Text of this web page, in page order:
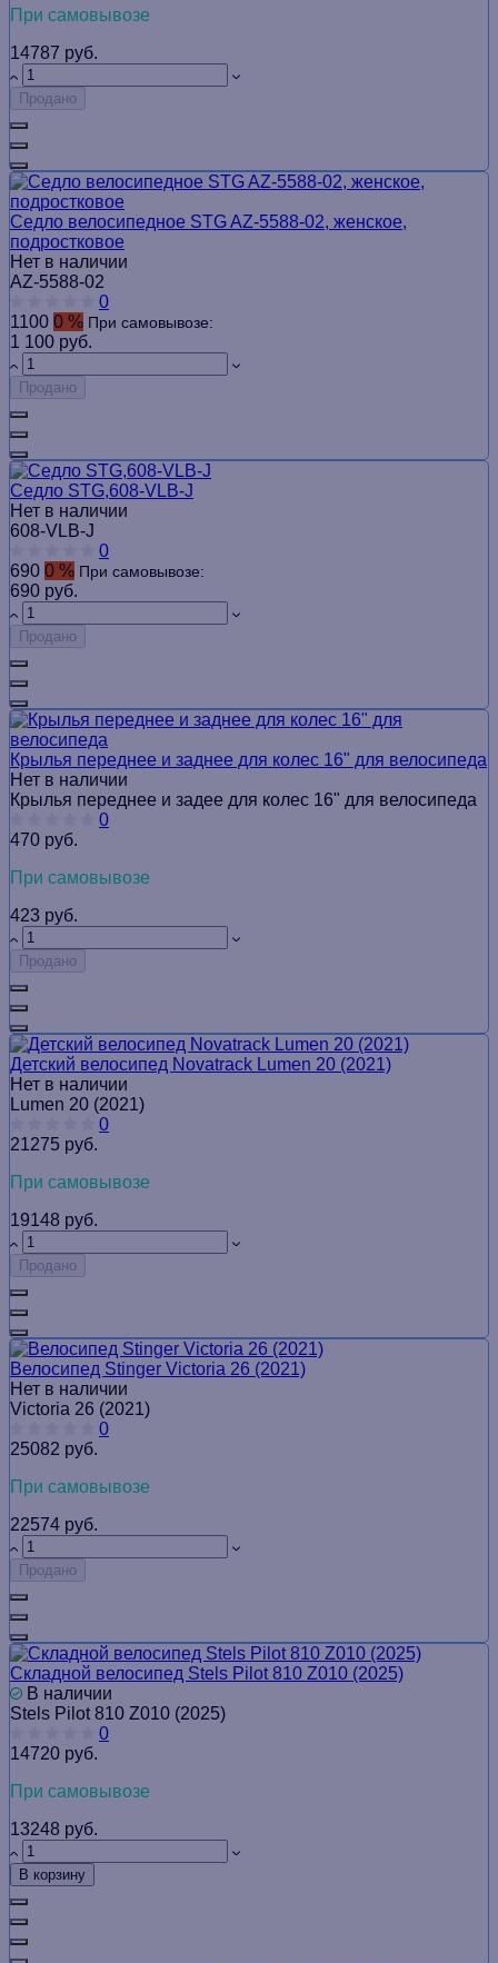
При самовывозе
14787 руб.
Продано
Седло велосипедное STG AZ-5588-02, женское,
подростковое
Нет в наличии
AZ-5588-02
0
1100 0 % При самовывозе:
1 100 руб.
Продано
Седло STG,608-VLB-J
Нет в наличии
608-VLB-J
0
690 0 % При самовывозе:
690 руб.
Продано
Крылья переднее и заднее для колес 16" для велосипедa
Нет в наличии
Крылья переднее и задее для колес 16" для велосипедa
0
470 руб.
При самовывозе
423 руб.
Продано
Детский велосипед Novatrack Lumen 20 (2021)
Нет в наличии
Lumen 20 (2021)
0
21275 руб.
При самовывозе
19148 руб.
Продано
Велосипед Stinger Victoria 26 (2021)
Нет в наличии
Victoria 26 (2021)
0
25082 руб.
При самовывозе
22574 руб.
Продано
Складной велосипед Stels Pilot 810 Z010 (2025)
В наличии
Stels Pilot 810 Z010 (2025)
0
14720 руб.
При самовывозе
13248 руб.
В корзину